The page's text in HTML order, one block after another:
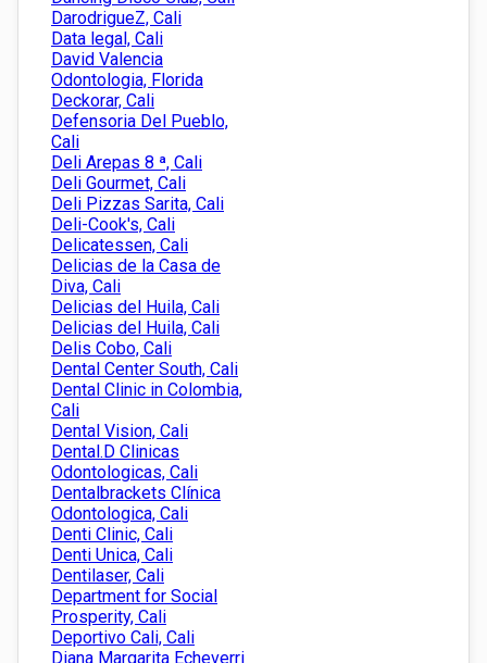
DarodrigueZ, Cali
Data legal, Cali
David Valencia
Odontologia, Florida
Deckorar, Cali
Defensoria Del Pueblo,
Cali
Deli Arepas 8 ª, Cali
Deli Gourmet, Cali
Deli Pizzas Sarita, Cali
Deli-Cook's, Cali
Delicatessen, Cali
Delicias de la Casa de
Diva, Cali
Delicias del Huila, Cali
Delicias del Huila, Cali
Delis Cobo, Cali
Dental Center South, Cali
Dental Clinic in Colombia,
Cali
Dental Vision, Cali
Dental.D Clinicas
Odontologicas, Cali
Dentalbrackets Clínica
Odontologica, Cali
Denti Clinic, Cali
Denti Unica, Cali
Dentilaser, Cali
Department for Social
Prosperity, Cali
Deportivo Cali, Cali
Diana Margarita Echeverri